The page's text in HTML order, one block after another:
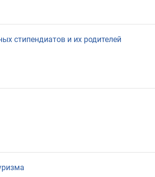
стипендиатов и их родителей